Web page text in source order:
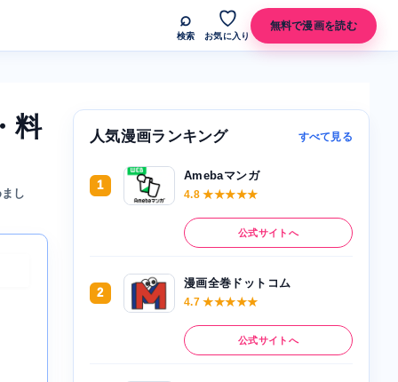
⌕
検索
♡
お気に入り
無料で漫画を読む
料
し
人気漫画ランキング すべて見る
1
Amebaマンガ
4.8 ★★★★★
公式サイトへ
2
漫画全巻ドットコム
4.7 ★★★★★
公式サイトへ